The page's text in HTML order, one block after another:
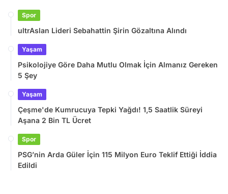
Spor
ultrAslan Lideri Sebahattin Şirin Gözaltına Alındı
Yaşam
Psikolojiye Göre Daha Mutlu Olmak İçin Almanız Gereken
5 Şey
Yaşam
Çeşme'de Kumrucuya Tepki Yağdı! 1,5 Saatlik Süreyi
Aşana 2 Bin TL Ücret
Spor
PSG’nin Arda Güler İçin 115 Milyon Euro Teklif Ettiği İddia
Edildi